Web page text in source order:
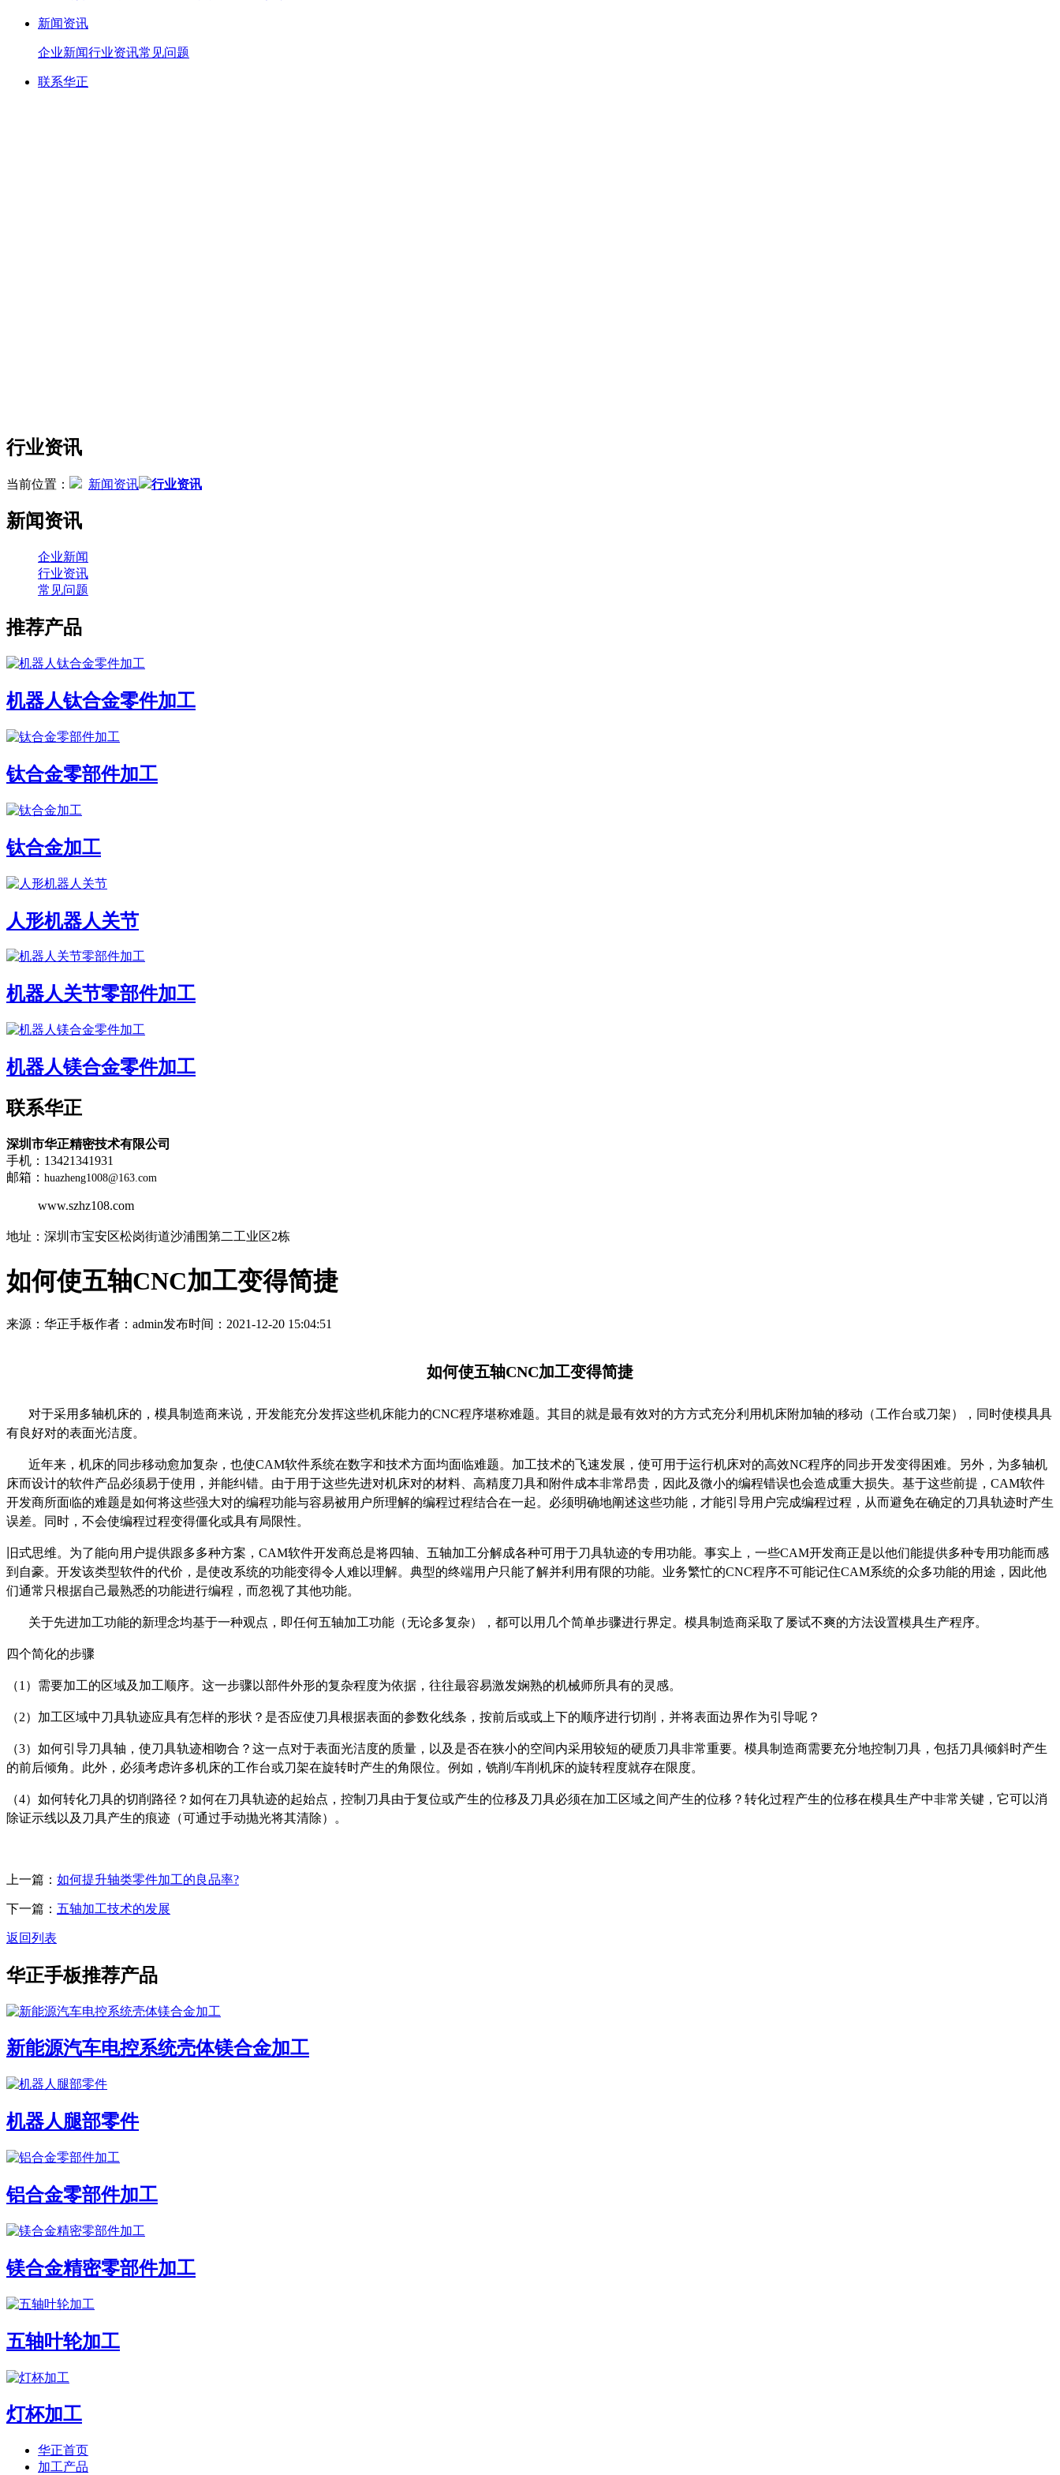
新闻资讯
企业新闻行业资讯常见问题
联系华正
行业资讯
当前位置： 新闻资讯 行业资讯
新闻资讯
企业新闻
行业资讯
常见问题
推荐产品
机器人钛合金零件加工
钛合金零部件加工
钛合金加工
人形机器人关节
机器人关节零部件加工
机器人镁合金零件加工
联系华正
深圳市华正精密技术有限公司
手机：13421341931
邮箱： huazheng1008@163.com
www.szhz108.com
地址： 深圳市宝安区松岗街道沙浦围第二工业区2栋
如何使五轴CNC加工变得简捷
来源：华正手板作者：admin发布时间：2021-12-20 15:04:51
如何使五轴CNC加工变得简捷
对于采用多轴机床的，模具制造商来说，开发能充分发挥这些机床能力的CNC程序堪称难题。其目的就是最有效对的方方式充分利用机床附加轴的移动（工作台或刀架），同时使模具具
有良好对的表面光洁度。
近年来，机床的同步移动愈加复杂，也使CAM软件系统在数字和技术方面均面临难题。加工技术的飞速发展，使可用于运行机床对的高效NC程序的同步开发变得困难。另外，为多轴机
床而设计的软件产品必须易于使用，并能纠错。由于用于这些先进对机床对的材料、高精度刀具和附件成本非常昂贵，因此及微小的编程错误也会造成重大损失。基于这些前提，CAM软件
开发商所面临的难题是如何将这些强大对的编程功能与容易被用户所理解的编程过程结合在一起。必须明确地阐述这些功能，才能引导用户完成编程过程，从而避免在确定的刀具轨迹时产生
误差。同时，不会使编程过程变得僵化或具有局限性。
旧式思维。为了能向用户提供跟多多种方案，CAM软件开发商总是将四轴、五轴加工分解成各种可用于刀具轨迹的专用功能。事实上，一些CAM开发商正是以他们能提供多种专用功能而感
到自豪。开发该类型软件的代价，是使改系统的功能变得令人难以理解。典型的终端用户只能了解并利用有限的功能。业务繁忙的CNC程序不可能记住CAM系统的众多功能的用途，因此他
们通常只根据自己最熟悉的功能进行编程，而忽视了其他功能。
关于先进加工功能的新理念均基于一种观点，即任何五轴加工功能（无论多复杂），都可以用几个简单步骤进行界定。模具制造商采取了屡试不爽的方法设置模具生产程序。
四个简化的步骤
（1）需要加工的区域及加工顺序。这一步骤以部件外形的复杂程度为依据，往往最容易激发娴熟的机械师所具有的灵感。
（2）加工区域中刀具轨迹应具有怎样的形状？是否应使刀具根据表面的参数化线条，按前后或或上下的顺序进行切削，并将表面边界作为引导呢？
（3）如何引导刀具轴，使刀具轨迹相吻合？这一点对于表面光洁度的质量，以及是否在狭小的空间内采用较短的硬质刀具非常重要。模具制造商需要充分地控制刀具，包括刀具倾斜时产生
的前后倾角。此外，必须考虑许多机床的工作台或刀架在旋转时产生的角限位。例如，铣削/车削机床的旋转程度就存在限度。
（4）如何转化刀具的切削路径？如何在刀具轨迹的起始点，控制刀具由于复位或产生的位移及刀具必须在加工区域之间产生的位移？转化过程产生的位移在模具生产中非常关键，它可以消
除证示线以及刀具产生的痕迹（可通过手动抛光将其清除）。
上一篇： 如何提升轴类零件加工的良品率?
下一篇： 五轴加工技术的发展
返回列表
华正手板推荐产品
新能源汽车电控系统壳体镁合金加工
机器人腿部零件
铝合金零部件加工
镁合金精密零部件加工
五轴叶轮加工
灯杯加工
华正首页
加工产品